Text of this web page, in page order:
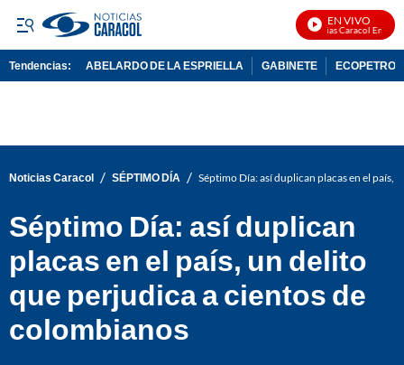
EN VIVO
Noticias Caracol En Vivo
Tendencias: ABELARDO DE LA ESPRIELLA GABINETE ECOPETROL
Noticias Caracol / SÉPTIMO DÍA / Séptimo Día: así duplican placas en el
Séptimo Día: así duplican
placas en el país, un delito
que perjudica a cientos de
colombianos